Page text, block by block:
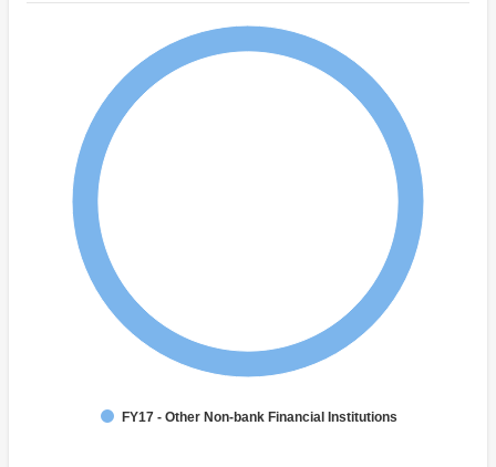
FY17 - Other Non-bank Financial Institutions